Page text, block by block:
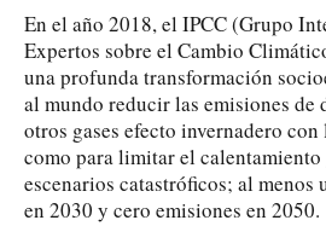
En el año 2018, el IPCC (Grupo
Expertos sobre el Cambio
una profunda transformación
al mundo reducir las emisiones
otros gases efecto invernadero
como para limitar el
escenarios catastróficos; al menos
en 2030 y cero emisiones en 2050.